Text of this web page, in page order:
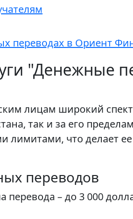
переводах в Ориент
"Денежные
лицам широкий
так и за его
что делает
переводов
перевода – до 3 000